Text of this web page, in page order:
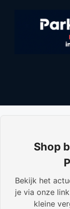
Shop
Bekijk het
je via onze
kleine